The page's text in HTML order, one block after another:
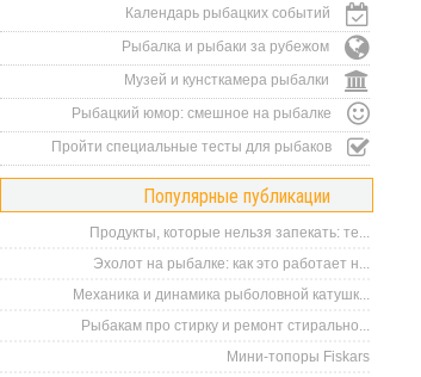
Календарь рыбацких событий
Рыбалка и рыбаки за рубежом
Музей и кунсткамера рыбалки
Рыбацкий юмор: смешное на рыбалке
Пройти специальные тесты для рыбаков
Популярные публикации
Продукты, которые нельзя запекать: те...
Эхолот на рыбалке: как это работает н...
Механика и динамика рыболовной катушк...
Рыбакам про стирку и ремонт стирально...
Мини-топоры Fiskars